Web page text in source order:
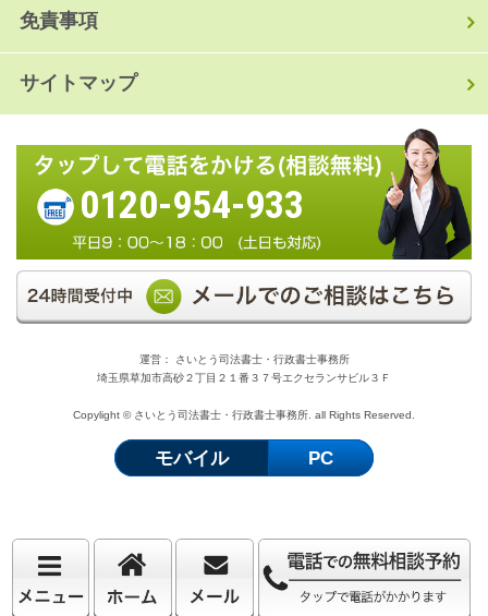
免責事項
サイトマップ
0120-954-933
運営： さいとう司法書士・行政書士事務所
埼玉県草加市高砂２丁目２１番３７号エクセランサビル３Ｆ
Copylight © さいとう司法書士・行政書士事務所. all Rights Reserved.
モバイル PC